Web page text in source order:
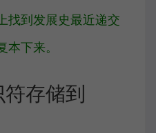
找到发展史最近递交
下来。
存储到